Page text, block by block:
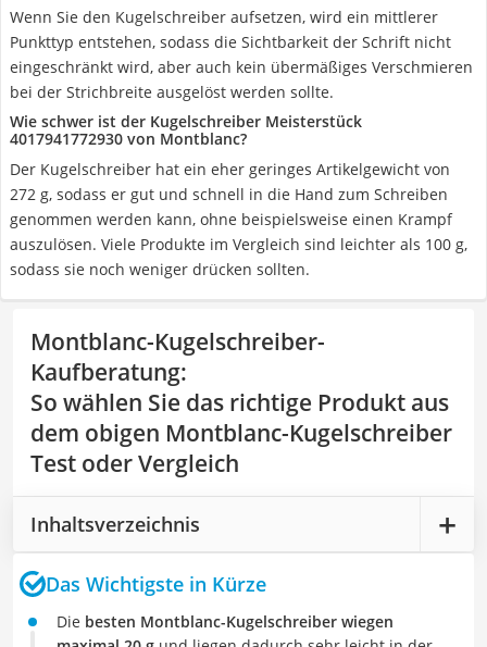
Wenn Sie den Kugelschreiber aufsetzen, wird ein mittlerer
Punkttyp entstehen, sodass die Sichtbarkeit der Schrift nicht
eingeschränkt wird, aber auch kein übermäßiges Verschmieren
bei der Strichbreite ausgelöst werden sollte.
Wie schwer ist der Kugelschreiber Meisterstück
‎4017941772930 von Montblanc?
Der Kugelschreiber hat ein eher geringes Artikelgewicht von
272 g, sodass er gut und schnell in die Hand zum Schreiben
genommen werden kann, ohne beispielsweise einen Krampf
auszulösen. Viele Produkte im Vergleich sind leichter als 100 g,
sodass sie noch weniger drücken sollten.
Montblanc-Kugelschreiber-
Kaufberatung:
So wählen Sie das richtige Produkt aus
dem obigen Montblanc-Kugelschreiber
Test oder Vergleich
Inhaltsverzeichnis
Das Wichtigste in Kürze
Die besten Montblanc-Kugelschreiber wiegen